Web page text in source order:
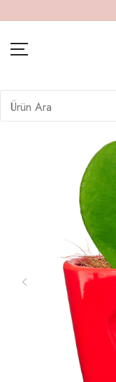
BITKILER
İÇ MEKAN BITKILERI
DEKORATIF
DIŞ MEKAN
HEDIYE GÖNDER
TOPRAK & GÜBRE
SIPARIŞ TAKIP
ÜYE GIRIŞ